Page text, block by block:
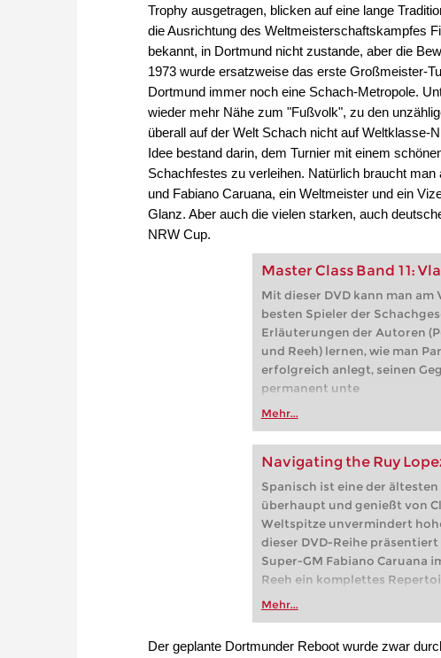
Trophy ausgetragen, blicken auf eine lange
die Ausrichtung des Weltmeisterschaftskampfes
bekannt, in Dortmund nicht zustande, aber die
1973 wurde ersatzweise das erste Großmeister-
Dortmund immer noch eine Schach-Metropole.
wieder mehr Nähe zum "Fußvolk", zu den
überall auf der Welt Schach nicht auf Weltklasse-
Idee bestand darin, dem Turnier mit einem
Schachfestes zu verleihen. Natürlich braucht
und Fabiano Caruana, ein Weltmeister und ein
Glanz. Aber auch die vielen starken, auch
NRW Cup.
Master Class Band 11:
Mit dieser DVD kann man am
besten Spieler der
Erläuterungen der Autoren
und Reeh) lernen, wie man
erfolgreich anlegt, seinen
permanent unte
Mehr...
Navigating the Ruy
Spanisch ist eine der
überhaupt und genießt von
Weltspitze unvermindert
dieser DVD-Reihe
Super-GM Fabiano Caruana
Reeh ein komplettes
Mehr...
Der geplante Dortmunder Reboot wurde zwar